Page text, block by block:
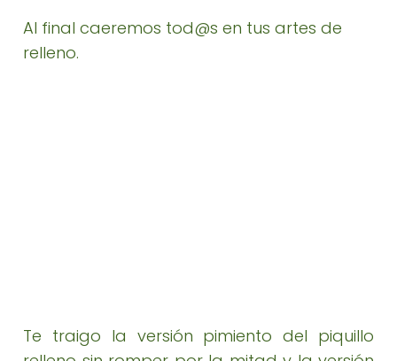
Al final caeremos tod@s en tus artes de
relleno.
Te traigo la versión pimiento del piquillo